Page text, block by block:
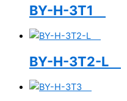
BY-H-3T1
BY-H-3T2-L